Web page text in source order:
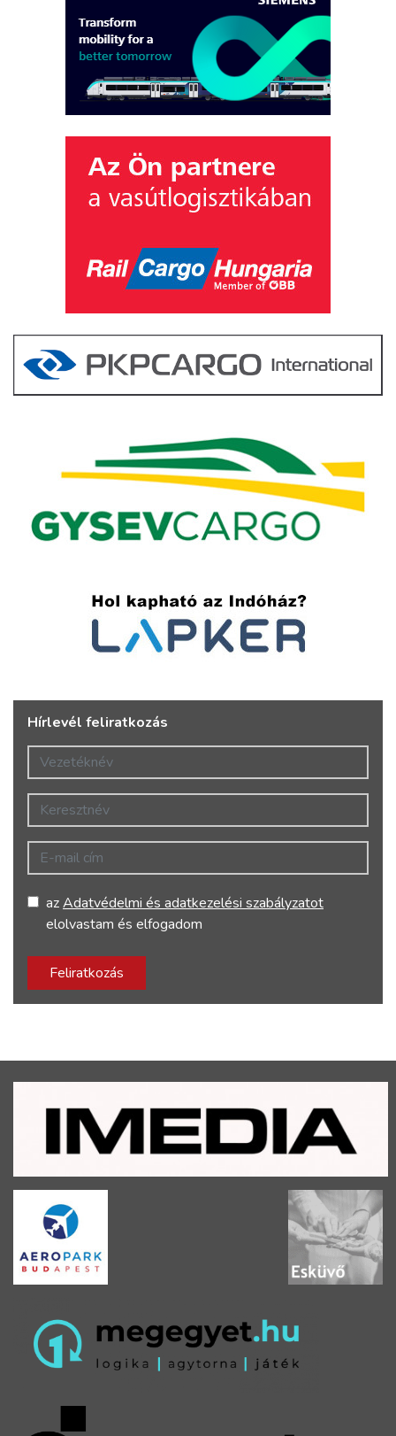
Hírlevél feliratkozás
Vezetéknév
Keresztnév
E-mail cím
azAdatvédelmi és adatkezelési szabályzatot
elolvastam és elfogadom
Feliratkozás